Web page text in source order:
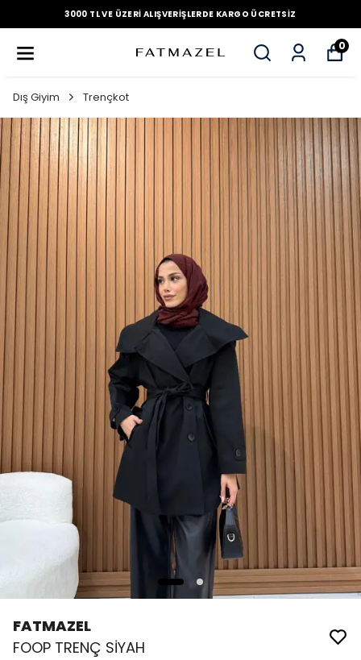
3000 TL VE ÜZERI ALIŞVERIŞLERDE KARGO ÜCRETSIZ
0
Dış Giyim Trençkot
FATMAZEL
FOOP TRENÇ SİYAH